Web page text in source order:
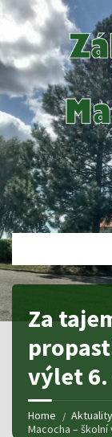
Za
výlet
Home
Macocha –